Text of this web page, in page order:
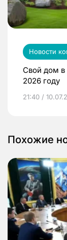
Новости
Свой дом в
2026 году
21:40 /
Похожие